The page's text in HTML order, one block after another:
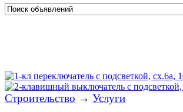
Строительство → Услуги